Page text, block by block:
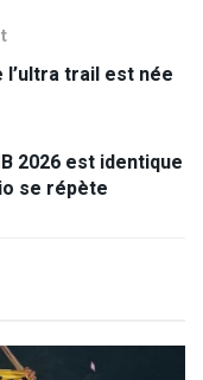
l’ultra trail est née
2026 est identique
se répète